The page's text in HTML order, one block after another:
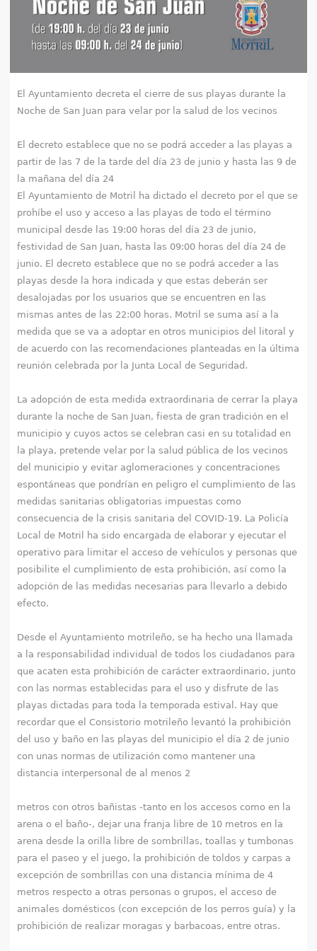
El Ayuntamiento decreta el cierre de sus playas durante la
Noche de San Juan para velar por la salud de los vecinos
El decreto establece que no se podrá acceder a las playas a
partir de las 7 de la tarde del día 23 de junio y hasta las 9 de
la mañana del día 24
El Ayuntamiento de Motril ha dictado el decreto por el que se
prohíbe el uso y acceso a las playas de todo el término
municipal desde las 19:00 horas del día 23 de junio,
festividad de San Juan, hasta las 09:00 horas del día 24 de
junio. El decreto establece que no se podrá acceder a las
playas desde la hora indicada y que estas deberán ser
desalojadas por los usuarios que se encuentren en las
mismas antes de las 22:00 horas. Motril se suma así a la
medida que se va a adoptar en otros municipios del litoral y
de acuerdo con las recomendaciones planteadas en la última
reunión celebrada por la Junta Local de Seguridad.
La adopción de esta medida extraordinaria de cerrar la playa
durante la noche de San Juan, fiesta de gran tradición en el
municipio y cuyos actos se celebran casi en su totalidad en
la playa, pretende velar por la salud pública de los vecinos
del municipio y evitar aglomeraciones y concentraciones
espontáneas que pondrían en peligro el cumplimiento de las
medidas sanitarias obligatorias impuestas como
consecuencia de la crisis sanitaria del COVID-19. La Policía
Local de Motril ha sido encargada de elaborar y ejecutar el
operativo para limitar el acceso de vehículos y personas que
posibilite el cumplimiento de esta prohibición, así como la
adopción de las medidas necesarias para llevarlo a debido
efecto.
Desde el Ayuntamiento motrileño, se ha hecho una llamada
a la responsabilidad individual de todos los ciudadanos para
que acaten esta prohibición de carácter extraordinario, junto
con las normas establecidas para el uso y disfrute de las
playas dictadas para toda la temporada estival. Hay que
recordar que el Consistorio motrileño levantó la prohibición
del uso y baño en las playas del municipio el día 2 de junio
con unas normas de utilización como mantener una
distancia interpersonal de al menos 2
metros con otros bañistas -tanto en los accesos como en la
arena o el baño-, dejar una franja libre de 10 metros en la
arena desde la orilla libre de sombrillas, toallas y tumbonas
para el paseo y el juego, la prohibición de toldos y carpas a
excepción de sombrillas con una distancia mínima de 4
metros respecto a otras personas o grupos, el acceso de
animales domésticos (con excepción de los perros guía) y la
prohibición de realizar moragas y barbacoas, entre otras.